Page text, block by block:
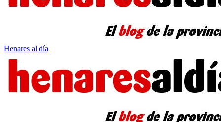
Henares al día